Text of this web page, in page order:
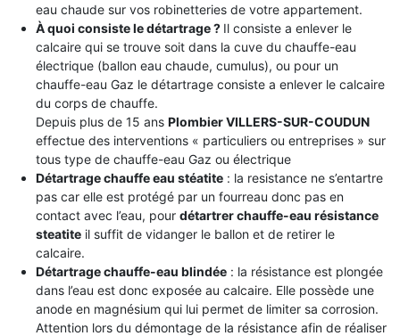
eau chaude sur vos robinetteries de votre appartement.
À quoi consiste le détartrage ? Il consiste a enlever le
calcaire qui se trouve soit dans la cuve du chauffe-eau
électrique (ballon eau chaude, cumulus), ou pour un
chauffe-eau Gaz le détartrage consiste a enlever le calcaire
du corps de chauffe.
Depuis plus de 15 ans Plombier VILLERS-SUR-COUDUN
effectue des interventions « particuliers ou entreprises » sur
tous type de chauffe-eau Gaz ou électrique
Détartrage chauffe eau stéatite: la resistance ne s’entartre
pas car elle est protégé par un fourreau donc pas en
contact avec l’eau, pour détartrer chauffe-eau résistance
steatiteil suffit de vidanger le ballon et de retirer le
calcaire.
Détartrage chauffe-eau blindée: la résistance est plongée
dans l’eau est donc exposée au calcaire. Elle possède une
anode en magnésium qui lui permet de limiter sa corrosion.
Attention lors du démontage de la résistance afin de réaliser